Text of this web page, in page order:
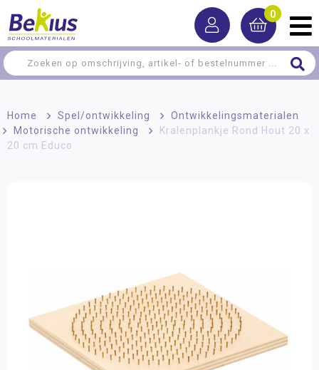
0
Home > Spel/ontwikkeling > Ontwikkelingsmaterialen
Motorische ontwikkeling
>
Kralenplankje Rond Hout 20 x
20 cm Educo